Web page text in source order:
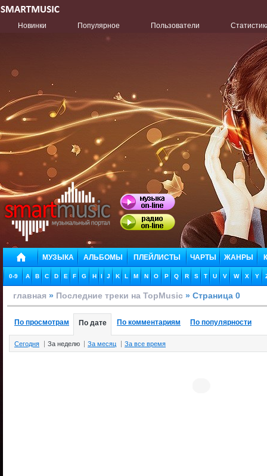
Новинки Популярное Пользователи
МУЗЫКА АЛЬБОМЫ ПЛЕЙЛИСТЫ ЧАРТЫ ЖАНРЫ
0-9 A B C D E F G H I J K L M N O P Q R S T U V W X Y
главная » Последние треки на TopMusic » Страница 0
По просмотрам По дате По комментариям По популярности
Сегодня За неделю За месяц За все время